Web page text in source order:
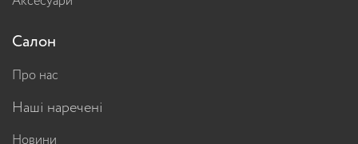
Салон
Про нас
Наші наречені
Новини